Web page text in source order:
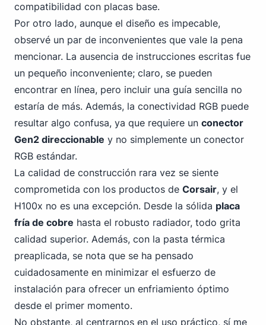
compatibilidad con placas base.
Por otro lado, aunque el diseño es impecable,
observé un par de inconvenientes que vale la pena
mencionar. La ausencia de instrucciones escritas fue
un pequeño inconveniente; claro, se pueden
encontrar en línea, pero incluir una guía sencilla no
estaría de más. Además, la conectividad RGB puede
resultar algo confusa, ya que requiere un conector
Gen2 direccionable y no simplemente un conector
RGB estándar.
La calidad de construcción rara vez se siente
comprometida con los productos de Corsair, y el
H100x no es una excepción. Desde la sólida placa
fría de cobre hasta el robusto radiador, todo grita
calidad superior. Además, con la pasta térmica
preaplicada, se nota que se ha pensado
cuidadosamente en minimizar el esfuerzo de
instalación para ofrecer un enfriamiento óptimo
desde el primer momento.
No obstante, al centrarnos en el uso práctico, sí me